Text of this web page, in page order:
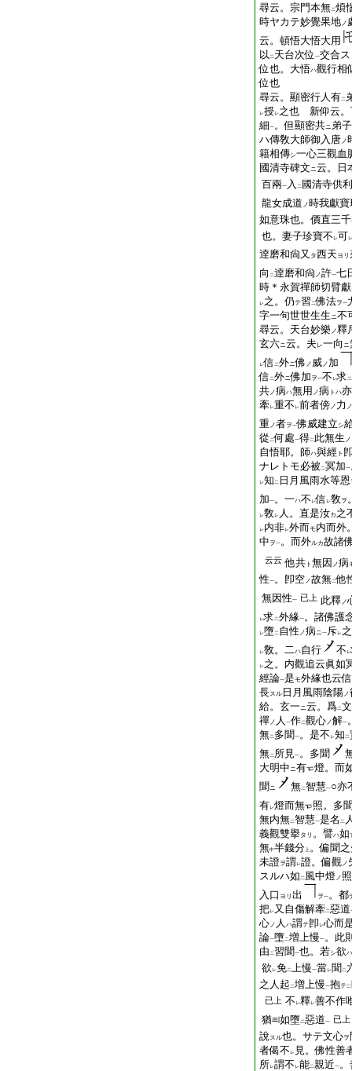
尋云。宗門本無二煩
時ヤカテ妙覺果地ノ
云。頓悟大悟大用
以 二 天台次位 一交合
位也。大悟ハ觀行相
位也
尋云。顯密行人有二
レ授レ之也 新仰云。
細一。但顯密共ニ弟
ハ傳敎大師御入唐ノ
籍相傳シ一心三觀血
國清寺碑文ニ云。日
百兩一 入 二 國清寺供利
龍女成道 ノ時我獻
如意珠也。價直三
也。妻子珍寶不 レ可レ
逹磨和尙又 タ西天 ヨリ
向 二逹磨和尙ノ許一七
時＊永賀禪師切臂獻
レ之。仍テ習 二佛法ヲ一
字一句世世生生ニ不
尋云。天台妙樂ノ釋
玄六ニ云。夫 レ一向 ニ
レ信 二外ニ佛 ノ 威ノ 加
信 二外ニ佛加 ヲ一不 レ求 二
共ノ病ハ無用 ノ病 トハ
牽レ重不 レ前者傍ノ 力 ノ
重ノ者ヲ一佛威建立 シ
從 二何處一得二 此無生 ノ
自悟耶。師ハ與經 ト
ナレトモ必被 二冥加一
レ知 二 日月風雨水等恩
加一。一ハ不 レ信 レ敎 ヲ
レ敎 レ 人。直是汝カ 之
レ内非レ外而モ内而外
中 ヲ一。而外ルカ故諸
云云 他共 ト 無因 ノ病
性一。卽空ノ故無二他
無因性一 已上 此釋ノ
レ求 二外緣一。諸佛護
レ墮二 自性 ノ病ニ一斥レ
レ敎。二ハ自行 不 レ
レ之。内觀追云眞如
經論一是モ外緣也云信
長スル 日月風雨陰陽ノ
給。玄一ニ云。爲二
禪ノ 人 一作二觀心ノ解一
無二 多聞一。是不 レ知 二
無二 所見一。多聞
大明中ニ有
燈。而
聞ニ 無二智慧一○亦
有レ燈而無
照。多
無内無二智慧一是名 二
義觀雙擧タリ 。譬ハ如
無中半錢分 上 。偏聞
未證ヲ謂レ證。偏觀ノ
スルハ如 二 風中燈ノ 照
入口 ヨリ 出 ヲ一。都
把レ又自傷解牽二惡道
心ノ 人 ハ謂テ卽 レ心而
論一墮二増上慢一。此
由 二習聞一也。若シ欲ハ
欲 レ免二上慢一當レ聞 二
之人起 二増上慢一抱テ二
已上 不 レ釋レ善不作
猶
如墮二惡道一 已上
說スル也。サテ文心ヲ
者偈不 レ 見。佛性善
所レ謂不 レ能二親近一